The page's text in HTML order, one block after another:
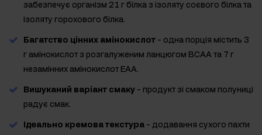
забезпечує організм 21 г білка з ізоляту соєвого білка та
ізоляту горохового білка.
Багатство цінних амінокислот - одна порція містить 3
г амінокислот з розгалуженим ланцюгом BCAA та 7 г
незамінних амінокислот EAA.
Вишуканий варіант смаку - продукт зі смаком полуниці
радує смак.
Ідеально кремова текстура - додавання сухого пахти